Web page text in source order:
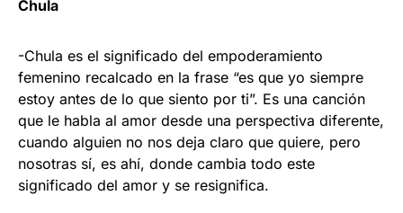
Chula
-Chula es el significado del empoderamiento
femenino recalcado en la frase “es que yo siempre
estoy antes de lo que siento por ti”. Es una canción
que le habla al amor desde una perspectiva diferente,
cuando alguien no nos deja claro que quiere, pero
nosotras sí, es ahí, donde cambia todo este
significado del amor y se resignifica.